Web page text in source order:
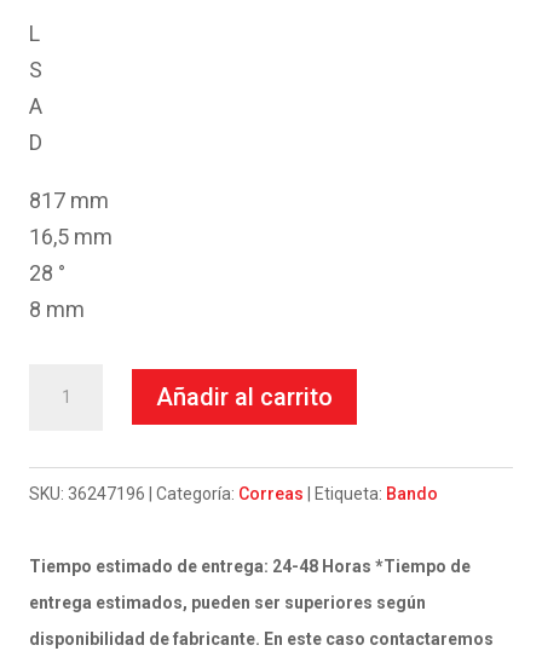
L
S
A
D
817 mm
16,5 mm
28 °
8 mm
Bando
Paddock
50
cantidad
Añadir al carrito
SKU: 36247196 Categoría: Correas Etiqueta: Bando
Tiempo estimado de entrega: 24-48 Horas *Tiempo de
entrega estimados, pueden ser superiores según
disponibilidad de fabricante. En este caso contactaremos